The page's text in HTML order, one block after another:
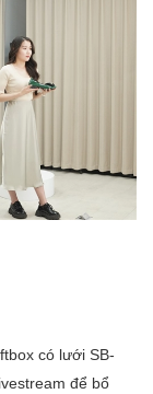
có lưới SB-
để bổ